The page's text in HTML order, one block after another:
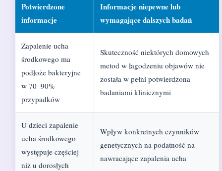
Potwierdzone
informacje
Informacje niepewne lub
wymagające dalszych badań
Zapalenie ucha
środkowego ma
podłoże bakteryjne
w 70–90%
przypadków
Skuteczność niektórych domowych
metod w łagodzeniu objawów nie
została w pełni potwierdzona
badaniami klinicznymi
U dzieci zapalenie
ucha środkowego
występuje częściej
niż u dorosłych
Wpływ konkretnych czynników
genetycznych na podatność na
nawracające zapalenia ucha